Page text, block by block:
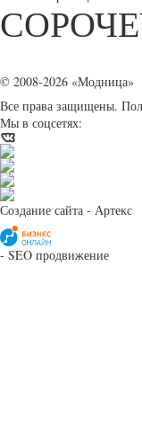
© 2008-2026 «Модница»
Все права защищены.
Мы в соцсетях:
Создание сайта - Артекс
- SEO продвижение